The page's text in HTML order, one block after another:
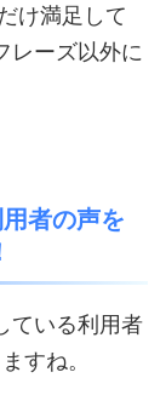
け満足して
レーズ以外に
者の声を
ている利用者
すね。